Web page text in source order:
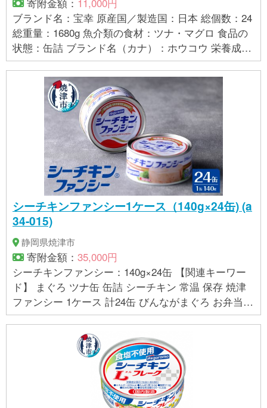
ブランド名：宝幸 原産国／製造国：日本 総個数：24
総重量：1680g 魚介類の食材：ツナ・マグロ 食品の
状態：缶詰 ブランド名（カナ）：ホウコウ 栄養成分
表示：1缶(70g)当たり 熱量44kcal たんぱく質10.2
g 脂質0.3g 炭水化物0.0g 食塩相当量0.7g (サン
プル品分析による推定値) 原材料：まぐろ(輸入又は
国産(5%未満))、食塩、野菜エキス/調味料(アミノ酸
等) ※まぐろの原産地順・割合は、製造年の前年の使
用実績 製造者：伊藤食品株式会社 清水工場 単品重
量：70g 保存方法：常温保存 名称：まぐろ水煮(フレ
※入金確認後、最短3日～10日前後で発送 ※土日祝
日、お盆年末年始等長期休暇を除く ※注文が集中した
場合、更にお時間をいただく場合があります。 【賞
味期限】 出荷日から1年以上
シーチキンファンシー1ケース（140g×24缶) (a
34-015)
静岡県焼津市
寄附金額： 35,000円
シーチキンファンシー：140g×24缶 【関連キーワー
ド】 まぐろ ツナ缶 缶詰 シーチキン 常温 保存 焼津
ファンシー 1ケース 計24缶 びんながまぐろ お弁当に
保存食 非常食